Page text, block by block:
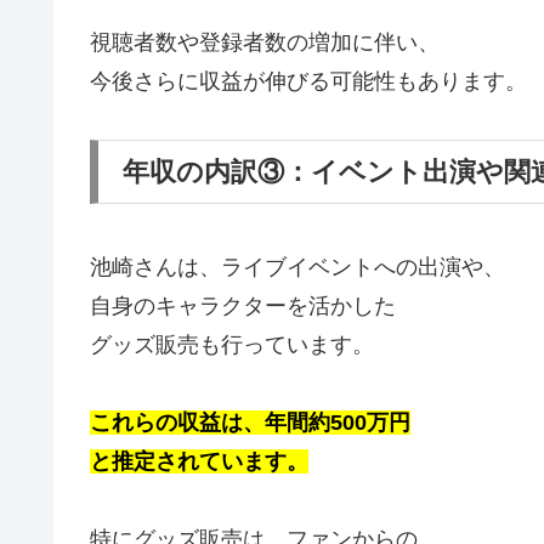
視聴者数や登録者数の増加に伴い、
今後さらに収益が伸びる可能性もあります。
年収の内訳③：イベント出演や関
池崎さんは、ライブイベントへの出演や、
自身のキャラクターを活かした
グッズ販売も行っています。
これらの収益は、年間約500万円
と推定されています。